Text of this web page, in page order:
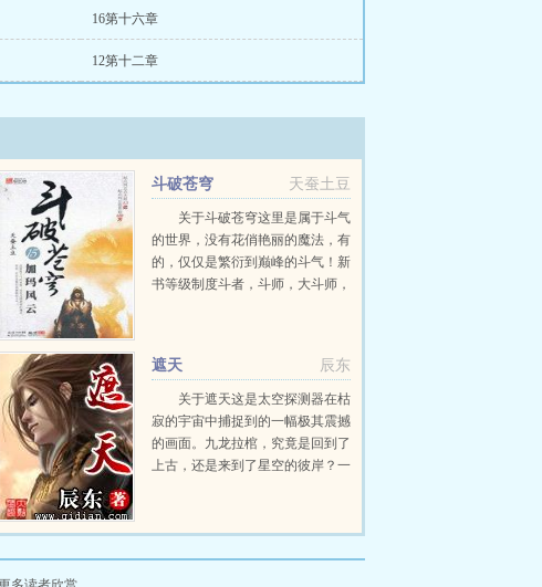
16第十六章
12第十二章
天蚕土豆
斗破苍穹
关于斗破苍穹这里是属于斗气
的世界，没有花俏艳丽的魔法，有
的，仅仅是繁衍到巅峰的斗气！新
书等级制度斗者，斗师，大斗师，
辰东
遮天
关于遮天这是太空探测器在枯
寂的宇宙中捕捉到的一幅极其震撼
的画面。九龙拉棺，究竟是回到了
上古，还是来到了星空的彼岸？一
瀚海汹涌，欲望如深渊无止境登天